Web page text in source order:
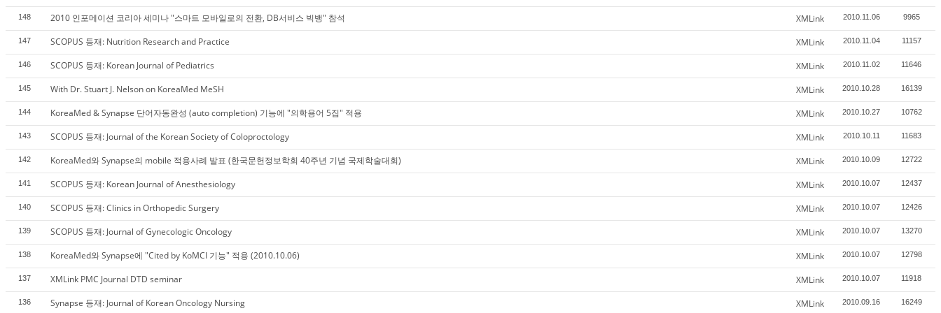
148 2010 인포메이션 코리아 세미나 "스마트 모바일로의 전환, DB서비스 빅뱅" 참석 XMLink 2010.11.06 9965
147 SCOPUS 등재: Nutrition Research and Practice XMLink 2010.11.04 11157
146 SCOPUS 등재: Korean Journal of Pediatrics XMLink 2010.11.02 11646
145 With Dr. Stuart J. Nelson on KoreaMed MeSH XMLink 2010.10.28 16139
144 KoreaMed & Synapse 단어자동완성 (auto completion) 기능에 "의학용어 5집" 적용 XMLink 2010.10.27 10762
143 SCOPUS 등재: Journal of the Korean Society of Coloproctology XMLink 2010.10.11 11683
142 KoreaMed와 Synapse의 mobile 적용사례 발표 (한국문헌정보학회 40주년 기념 국제학술대회) XMLink 2010.10.09 12722
141 SCOPUS 등재: Korean Journal of Anesthesiology XMLink 2010.10.07 12437
140 SCOPUS 등재: Clinics in Orthopedic Surgery XMLink 2010.10.07 12426
139 SCOPUS 등재: Journal of Gynecologic Oncology XMLink 2010.10.07 13270
138 KoreaMed와 Synapse에 "Cited by KoMCI 기능" 적용 (2010.10.06) XMLink 2010.10.07 12798
137 XMLink PMC Journal DTD seminar XMLink 2010.10.07 11918
136 Synapse 등재: Journal of Korean Oncology Nursing XMLink 2010.09.16 16249